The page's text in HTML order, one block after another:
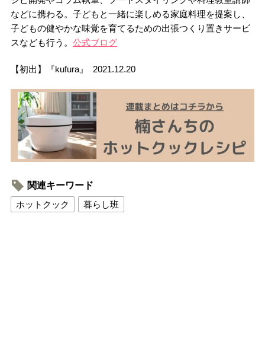
などに携わる。子どもと一緒に楽しめる家庭料理を提案し、
子どもの健やかな味覚を育てるための出張つくり置きサービ
スなども行う。 公式ブログ
【初出】『kufura』 2021.12.20
関連キーワード
ホットクック
暮らし班